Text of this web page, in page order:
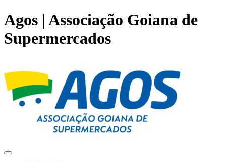
Agos | Associação Goiana de
Supermercados